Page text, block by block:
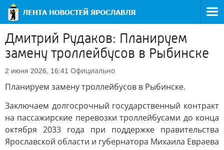
Дмитрий Рудаков: Планируем
замену троллейбусов в Рыбинске
2 июня 2026, 16:41 Официально
Планируем замену троллейбусов в Рыбинске.
Заключаем долгосрочный государственный контракт
на пассажирские перевозки троллейбусами до конца
октября 2033 года при поддержке правительства
Ярославской области и губернатора Михаила Евраева